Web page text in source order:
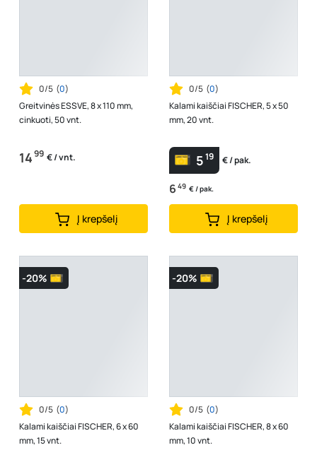
0/5 (0)
Greitvinės ESSVE, 8 x 110 mm,
cinkuoti, 50 vnt.
1499 € / vnt.
Į krepšelį
0/5 (0)
Kalami kaiščiai FISCHER, 5 x 50
mm, 20 vnt.
519 € / pak.
6 49 € / pak.
Į krepšelį
-20%
0/5 (0)
Kalami kaiščiai FISCHER, 6 x 60
mm, 15 vnt.
-20%
0/5 (0)
Kalami kaiščiai FISCHER, 8 x 60
mm, 10 vnt.